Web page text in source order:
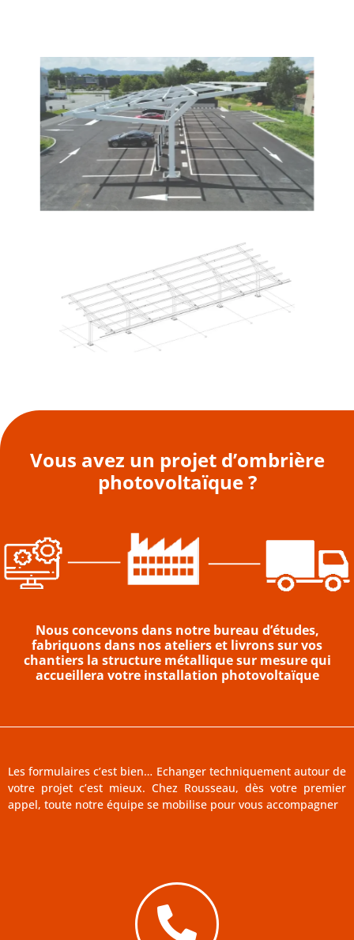
Vous avez un projet d’ombrière
photovoltaïque ?
Nous concevons dans notre bureau d’études,
fabriquons dans nos ateliers et livrons sur vos
chantiers la structure métallique sur mesure qui
accueillera votre installation photovoltaïque
Les formulaires c’est bien… Echanger techniquement autour de
votre projet c’est mieux. Chez Rousseau, dès votre premier
appel, toute notre équipe se mobilise pour vous accompagner
02 96 70 06 21